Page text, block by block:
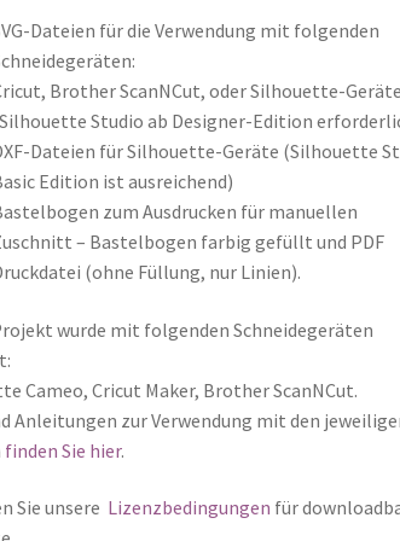
Dateien für die Verwendung mit folgenden
Brother ScanNCut, oder Silhouette-
Studio ab Designer-Edition
Dateien für Silhouette-Geräte (Silhouette
Edition ist ausreichend)
zum Ausdrucken für manuellen
– Bastelbogen farbig gefüllt und PDF
(ohne Füllung, nur Linien).
wurde mit folgenden Schneidegeräten
Cameo, Cricut Maker, Brother ScanNCut.
Anleitungen zur Verwendung mit den
finden Sie hier.
Sie unsere Lizenzbedingungen für